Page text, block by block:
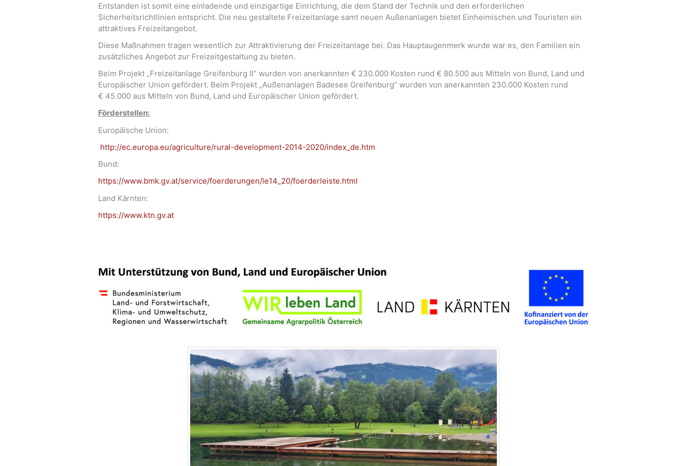
Entstanden ist somit eine einladende und einzigartige Einrichtung, die dem Stand der Technik und den erforderlichen
Sicherheitsrichtlinien entspricht. Die neu gestaltete Freizeitanlage samt neuen Außenanlagen bietet Einheimischen und Touristen ein
attraktives Freizeitangebot.
Diese Maßnahmen tragen wesentlich zur Attraktivierung der Freizeitanlage bei. Das Hauptaugenmerk wurde war es, den Familien ein
zusätzliches Angebot zur Freizeitgestaltung zu bieten.
Beim Projekt „Freizeitanlage Greifenburg II“ wurden von anerkannten € 230.000 Kosten rund € 80.500 aus Mitteln von Bund, Land und
Europäischer Union gefördert. Beim Projekt „Außenanlagen Badesee Greifenburg“ wurden von anerkannten 230.000 Kosten rund
€ 45.000 aus Mitteln von Bund, Land und Europäischer Union gefördert.
Förderstellen:
Europäische Union:
http://ec.europa.eu/agriculture/rural-development-2014-2020/index_de.htm
Bund:
https://www.bmk.gv.at/service/foerderungen/le14_20/foerderleiste.html
Land Kärnten:
https://www.ktn.gv.at